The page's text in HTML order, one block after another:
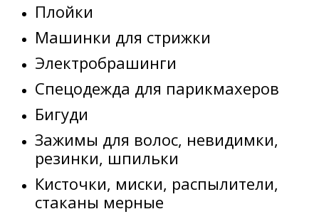
Плойки
Машинки для стрижки
Электробрашинги
Спецодежда для парикмахеров
Бигуди
Зажимы для волос, невидимки,
резинки, шпильки
Кисточки, миски, распылители,
стаканы мерные